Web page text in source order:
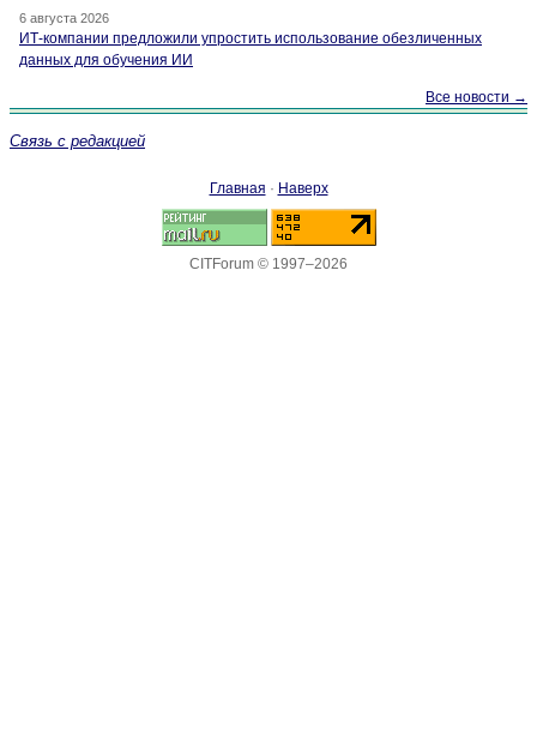
6 августа 2026
ИТ-компании предложили упростить использование обезличенных
данных для обучения ИИ
Все новости →
Связь с редакцией
Главная · Наверх
CITForum © 1997–2026